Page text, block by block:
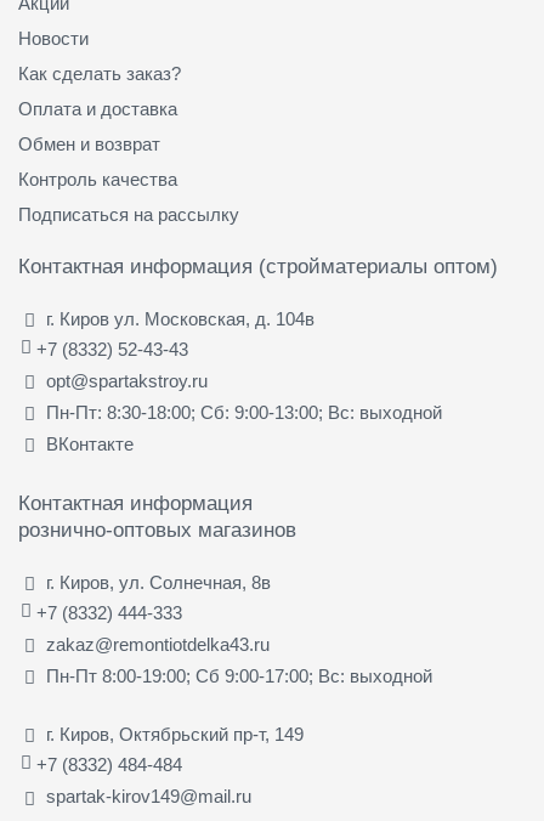
Новости
Как сделать заказ?
Оплата и доставка
Обмен и возврат
Контроль качества
Подписаться на рассылку
Контактная информация (стройматериалы оптом)
г. Киров ул. Московская, д. 104в
+7 (8332) 52-43-43
opt@spartakstroy.ru
Пн-Пт: 8:30-18:00; Сб: 9:00-13:00; Вс: выходной
ВКонтакте
Контактная информация
рознично-оптовых магазинов
г. Киров, ул. Солнечная, 8в
+7 (8332) 444-333
zakaz@remontiotdelka43.ru
Пн-Пт 8:00-19:00; Сб 9:00-17:00; Вс: выходной
г. Киров, Октябрьский пр-т, 149
+7 (8332) 484-484
spartak-kirov149@mail.ru